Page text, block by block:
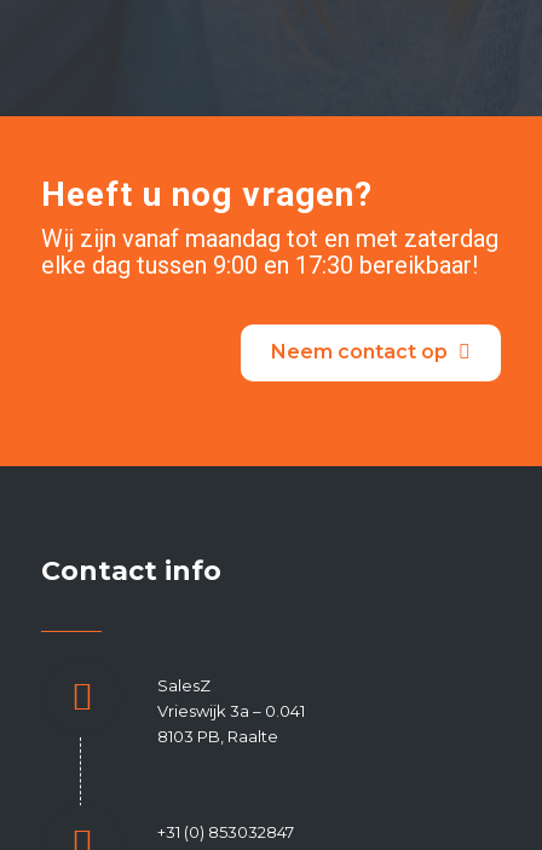
Heeft u nog vragen?
Wij zijn vanaf maandag tot en met zaterdag
Contact info
Vrieswijk 3a – 0.041